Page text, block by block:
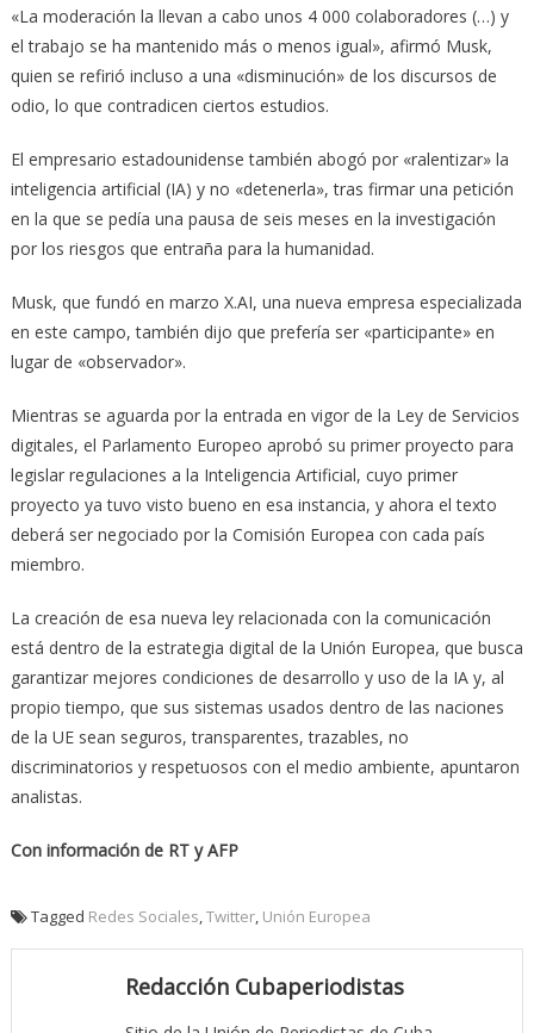
«La moderación la llevan a cabo unos 4 000 colaboradores (…) y
el trabajo se ha mantenido más o menos igual», afirmó Musk,
quien se refirió incluso a una «disminución» de los discursos de
odio, lo que contradicen ciertos estudios.
El empresario estadounidense también abogó por «ralentizar» la
inteligencia artificial (IA) y no «detenerla», tras firmar una petición
en la que se pedía una pausa de seis meses en la investigación
por los riesgos que entraña para la humanidad.
Musk, que fundó en marzo X.AI, una nueva empresa especializada
en este campo, también dijo que prefería ser «participante» en
lugar de «observador».
Mientras se aguarda por la entrada en vigor de la Ley de Servicios
digitales, el Parlamento Europeo aprobó su primer proyecto para
legislar regulaciones a la Inteligencia Artificial, cuyo primer
proyecto ya tuvo visto bueno en esa instancia, y ahora el texto
deberá ser negociado por la Comisión Europea con cada país
miembro.
La creación de esa nueva ley relacionada con la comunicación
está dentro de la estrategia digital de la Unión Europea, que busca
garantizar mejores condiciones de desarrollo y uso de la IA y, al
propio tiempo, que sus sistemas usados dentro de las naciones
de la UE sean seguros, transparentes, trazables, no
discriminatorios y respetuosos con el medio ambiente, apuntaron
analistas.
Con información de RT y AFP
Tagged Redes Sociales Twitter, Unión Europea
Redacción Cubaperiodistas